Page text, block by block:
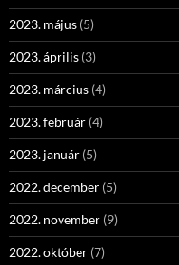
2023. május (5)
2023. április (3)
2023. március (4)
2023. február (4)
2023. január (5)
2022. december (5)
2022. november (9)
2022. október (7)